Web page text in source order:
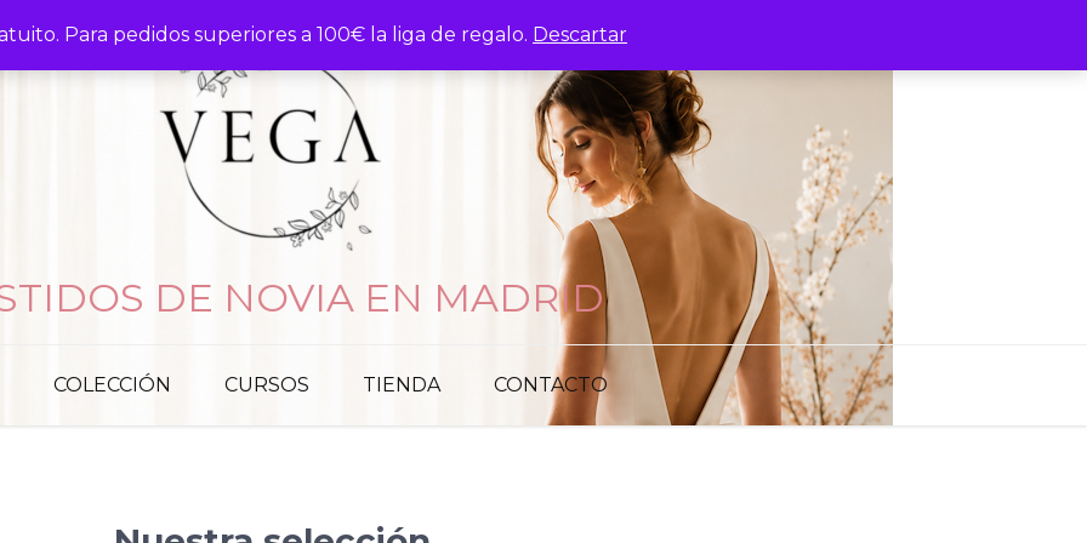
Para pedidos superiores a 100€ la liga de regalo. Descartar
DE NOVIA EN MADRID
COLECCIÓN CURSOS TIENDA CONTACTO